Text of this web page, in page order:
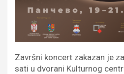
Završni koncert zakazan je
sati u dvorani Kulturnog